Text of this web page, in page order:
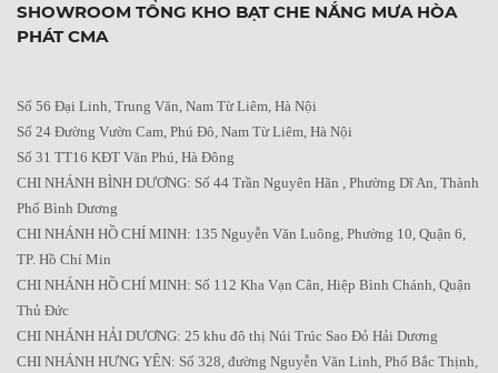
SHOWROOM TỔNG KHO BẠT CHE NẮNG MƯA HÒA
PHÁT CMA
Số 56 Đại Linh, Trung Văn, Nam Từ Liêm, Hà Nội
Số 24 Đường Vườn Cam, Phú Đô, Nam Từ Liêm, Hà Nội
Số 31 TT16 KĐT Văn Phú, Hà Đông
CHI NHÁNH BÌNH DƯƠNG: Số 44 Trần Nguyên Hãn , Phường Dĩ An, Thành
Phố Bình Dương
CHI NHÁNH HỒ CHÍ MINH: 135 Nguyễn Văn Luông, Phường 10, Quận 6,
TP. Hồ Chí Min
CHI NHÁNH HỒ CHÍ MINH: Số 112 Kha Vạn Cân, Hiệp Bình Chánh, Quận
Thủ Đức
CHI NHÁNH HẢI DƯƠNG: 25 khu đô thị Núi Trúc Sao Đỏ Hải Dương
CHI NHÁNH HƯNG YÊN: Số 328, đường Nguyễn Văn Linh, Phố Bắc Thịnh,